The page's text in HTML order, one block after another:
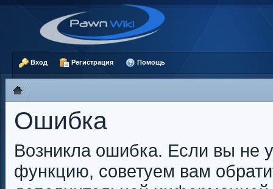
Вход Регистрация Помощь
Ошибка
Возникла ошибка. Если вы не
функцию, советуем вам